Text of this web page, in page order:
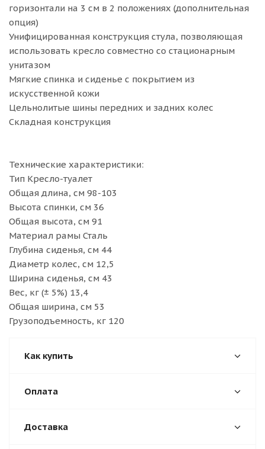
горизонтали на 3 см в 2 положениях (дополнительная
опция)
Унифицированная конструкция стула, позволяющая
использовать кресло совместно со стационарным
унитазом
Мягкие спинка и сиденье с покрытием из
искусственной кожи
Цельнолитые шины передних и задних колес
Складная конструкция
Технические характеристики:
Тип Кресло-туалет
Общая длина, см 98-103
Высота спинки, см 36
Общая высота, см 91
Материал рамы Сталь
Глубина сиденья, см 44
Диаметр колес, см 12,5
Ширина сиденья, см 43
Вес, кг (± 5%) 13,4
Общая ширина, см 53
Грузоподъемность, кг 120
Как купить
Оплата
Доставка